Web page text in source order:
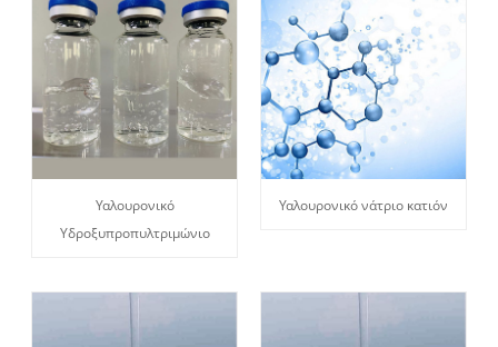
Υαλουρονικό
Υδροξυπροπυλτριμώνιο
Υαλουρονικό νάτριο κατιόν